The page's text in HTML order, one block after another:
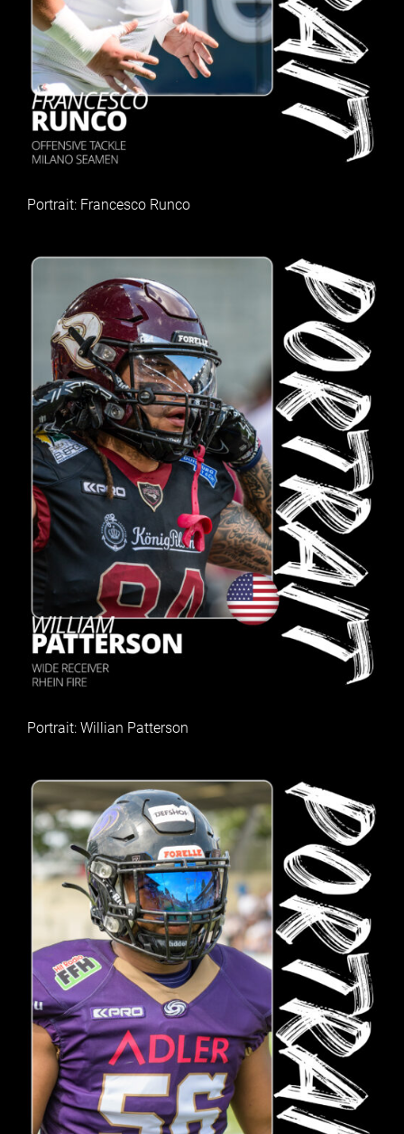
Portrait: Francesco Runco
Portrait: Willian Patterson